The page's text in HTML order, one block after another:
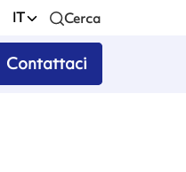
IT Cerca
Contattaci